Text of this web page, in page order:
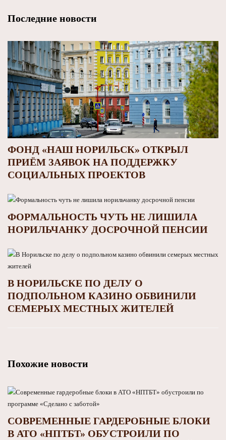
Последние новости
ФОНД «НАШ НОРИЛЬСК» ОТКРЫЛ
ПРИЁМ ЗАЯВОК НА ПОДДЕРЖКУ
СОЦИАЛЬНЫХ ПРОЕКТОВ
ФОРМАЛЬНОСТЬ ЧУТЬ НЕ ЛИШИЛА
НОРИЛЬЧАНКУ ДОСРОЧНОЙ ПЕНСИИ
В НОРИЛЬСКЕ ПО ДЕЛУ О
ПОДПОЛЬНОМ КАЗИНО ОБВИНИЛИ
СЕМЕРЫХ МЕСТНЫХ ЖИТЕЛЕЙ
Похожие новости
СОВРЕМЕННЫЕ ГАРДЕРОБНЫЕ БЛОКИ
В АТО «НПТБТ» ОБУСТРОИЛИ ПО